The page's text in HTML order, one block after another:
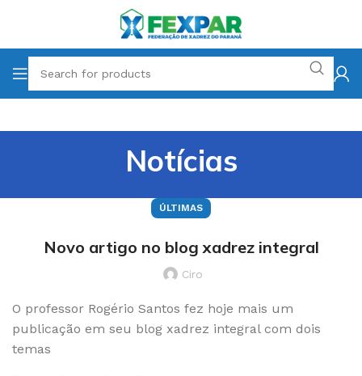
Notícias
ÚLTIMAS
Novo artigo no blog xadrez integral
Ciro
O professor Rogério Santos fez hoje mais um
publicação em seu blog xadrez integral com dois
temas